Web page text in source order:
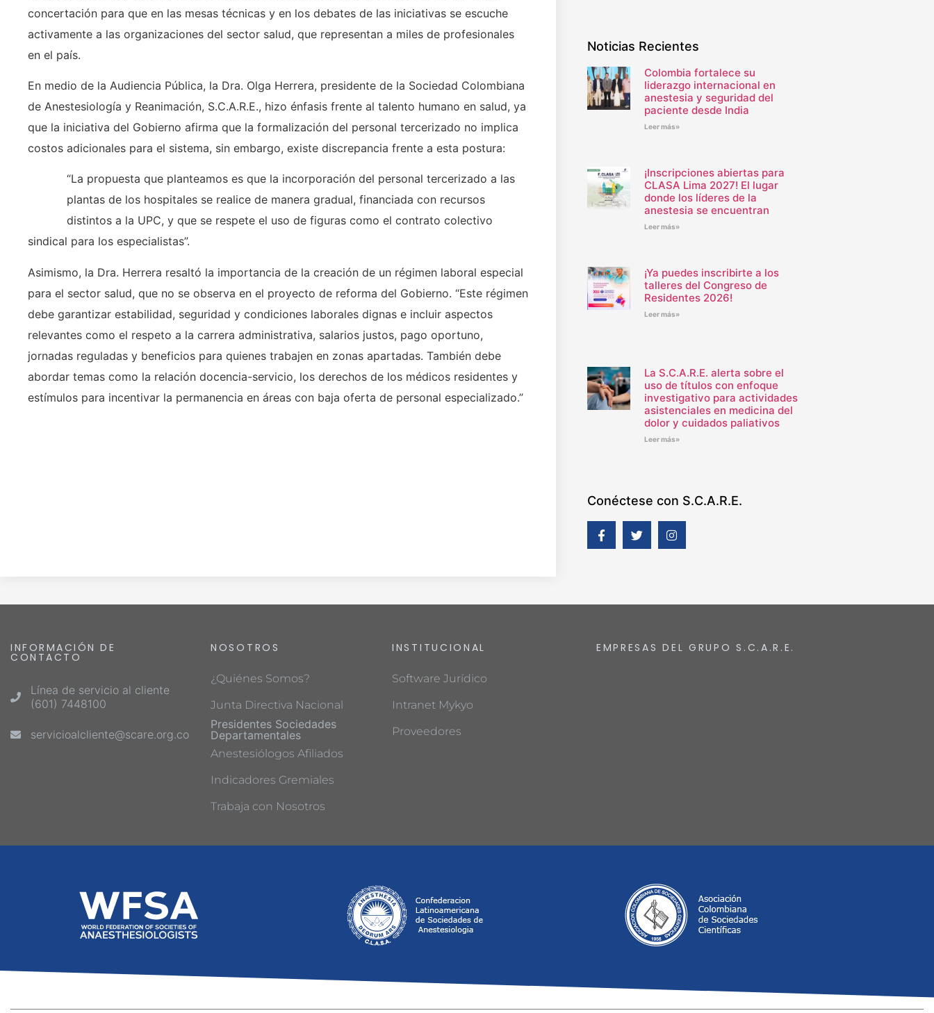
concertación para que en las mesas técnicas y en los debates de las iniciativas se escuche
activamente a las organizaciones del sector salud, que representan a miles de profesionales
en el país.
En medio de la Audiencia Pública, la Dra. Olga Herrera, presidente de la Sociedad Colombiana
de Anestesiología y Reanimación, S.C.A.R.E., hizo énfasis frente al talento humano en salud, ya
que la iniciativa del Gobierno afirma que la formalización del personal tercerizado no implica
costos adicionales para el sistema, sin embargo, existe discrepancia frente a esta postura:
“La propuesta que planteamos es que la incorporación del personal tercerizado a las
plantas de los hospitales se realice de manera gradual, financiada con recursos
distintos a la UPC, y que se respete el uso de figuras como el contrato colectivo
sindical para los especialistas”.
Asimismo, la Dra. Herrera resaltó la importancia de la creación de un régimen laboral especial
para el sector salud, que no se observa en el proyecto de reforma del Gobierno. “Este régimen
debe garantizar estabilidad, seguridad y condiciones laborales dignas e incluir aspectos
relevantes como el respeto a la carrera administrativa, salarios justos, pago oportuno,
jornadas reguladas y beneficios para quienes trabajen en zonas apartadas. También debe
abordar temas como la relación docencia-servicio, los derechos de los médicos residentes y
estímulos para incentivar la permanencia en áreas con baja oferta de personal especializado.”
Noticias Recientes
Colombia fortalece su
liderazgo internacional en
anestesia y seguridad del
paciente desde India
Leer más»
¡Inscripciones abiertas para
CLASA Lima 2027! El lugar
donde los líderes de la
anestesia se encuentran
Leer más»
¡Ya puedes inscribirte a los
talleres del Congreso de
Residentes 2026!
Leer más»
La S.C.A.R.E. alerta sobre el
uso de títulos con enfoque
investigativo para actividades
asistenciales en medicina del
dolor y cuidados paliativos
Leer más»
Conéctese con S.C.A.R.E.
INFORMACIÓN DE
CONTACTO
Línea de servicio al cliente
(601) 7448100
servicioalcliente@scare.org.co
NOSOTROS
¿Quiénes Somos?
Junta Directiva Nacional
Presidentes Sociedades
Departamentales
Anestesiólogos Afiliados
Indicadores Gremiales
Trabaja con Nosotros
INSTITUCIONAL
Software Jurídico
Intranet Mykyo
Proveedores
EMPRESAS DEL GRUPO S.C.A.R.E.